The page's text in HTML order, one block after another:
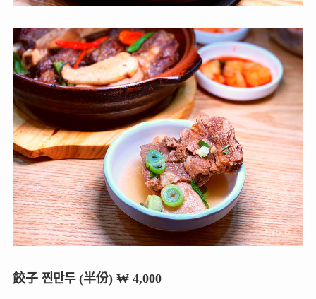
餃子 찐만두 (半份) ₩ 4,000